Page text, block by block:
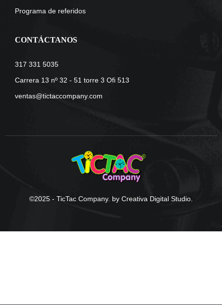
Programa de referidos
CONTÁCTANOS
317 331 5035
Carrera 13 nº 32 - 51 torre 3 Ofi 513
ventas@tictaccompany.com
©2025 - TicTac Company. by Creativa Digital Studio.